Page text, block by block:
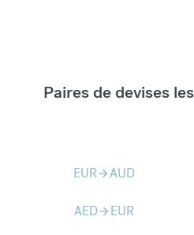
Paires de devises
EURarrow_forwardAUD
AEDarrow_forward EUR